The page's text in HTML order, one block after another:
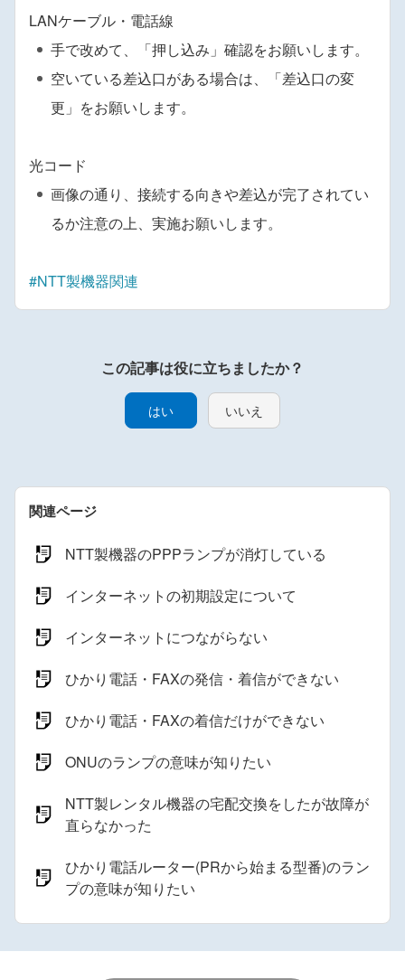
LANケーブル・電話線
手で改めて、「押し込み」確認をお願いします。
空いている差込口がある場合は、「差込口の変
更」をお願いします。
光コード
画像の通り、接続する向きや差込が完了されてい
るか注意の上、実施お願いします。
#NTT製機器関連
はい いいえ
関連ページ
NTT製機器のPPPランプが消灯している
インターネットの初期設定について
インターネットにつながらない
ひかり電話・FAXの発信・着信ができない
ひかり電話・FAXの着信だけができない
ONUのランプの意味が知りたい
NTT製レンタル機器の宅配交換をしたが故障が
直らなかった
ひかり電話ルーター(PRから始まる型番)のラン
プの意味が知りたい